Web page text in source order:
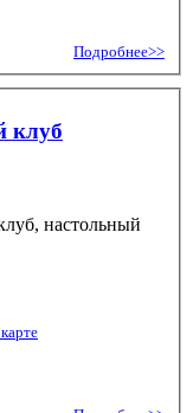
Подробнее>>
клуб
настольный